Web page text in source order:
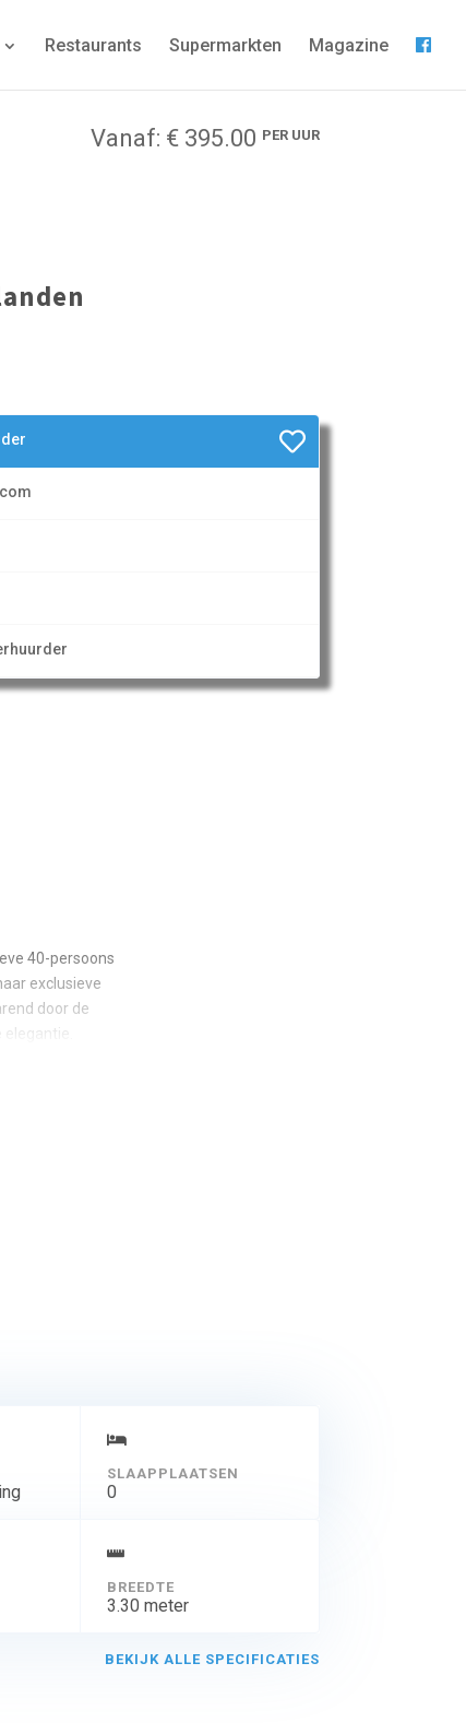
Restaurants Supermarkten Magazine
Vanaf: € 395.00 PER UUR
40-persoons
exclusieve
door de
SLAAPPLAATSEN
0
BREEDTE
3.30 meter
BEKIJK ALLE SPECIFICATIES